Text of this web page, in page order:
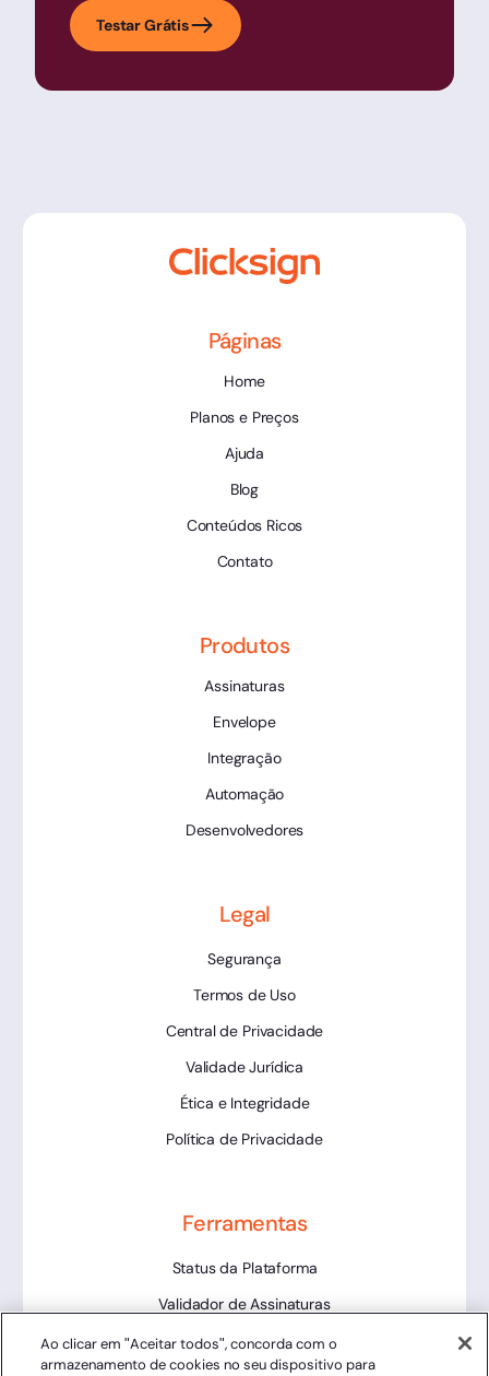
Testar Grátis
Páginas
Home
Planos e Preços
Ajuda
Blog
Conteúdos Ricos
Contato
Produtos
Assinaturas
Envelope
Integração
Automação
Desenvolvedores
Legal
Segurança
Termos de Uso
Central de Privacidade
Validade Jurídica
Ética e Integridade
Política de Privacidade
Ferramentas
Status da Plataforma
Validador de Assinaturas
Trabalhe Conosco
Ao clicar em "Aceitar todos", concorda com o
armazenamento de cookies no seu dispositivo para